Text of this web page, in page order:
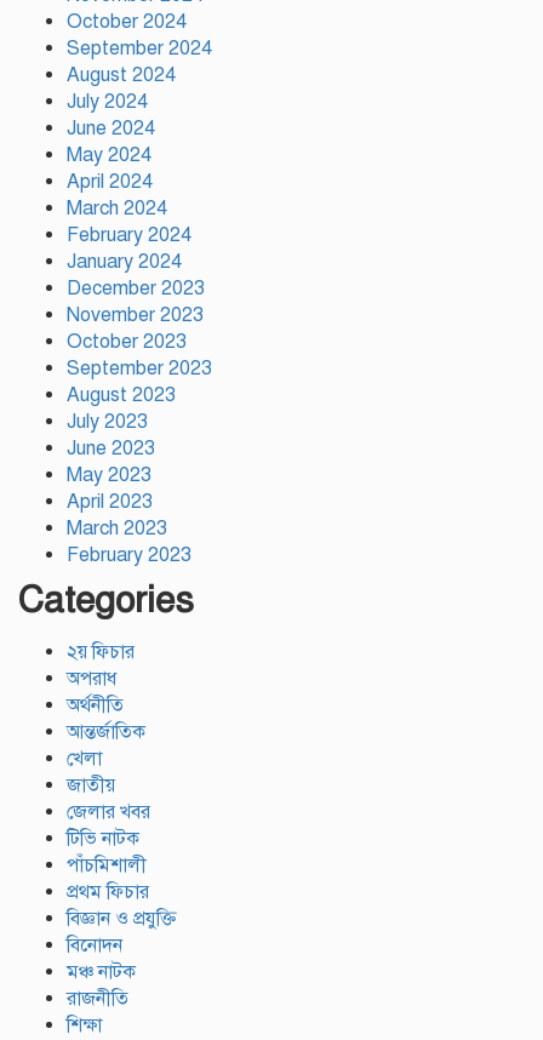
রাষ্ট্রপতি নির্বাচনের তফসিল ঘোষণা
আগামী ২০ আগস্ট নির্বাচন
October 2024
September 2024
August 2024
July 2024
June 2024
May 2024
April 2024
March 2024
February 2024
January 2024
December 2023
November 2023
October 2023
September 2023
August 2023
July 2023
June 2023
May 2023
April 2023
March 2023
February 2023
Categories
২য় ফিচার
অপরাধ
অর্থনীতি
আন্তর্জাতিক
খেলা
জাতীয়
জেলার খবর
টিভি নাটক
পাঁচমিশালী
প্রথম ফিচার
বিজ্ঞান ও প্রযুক্তি
বিনোদন
মঞ্চ নাটক
রাজনীতি
শিক্ষা